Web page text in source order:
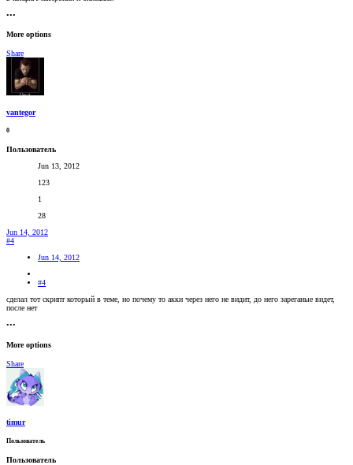
•••
More options
Share
vantegor
0
Пользователь
Jun 13, 2012
123
1
28
Jun 14, 2012
#4
Jun 14, 2012
#4
сделал тот скрипт который в теме, но почему то акки через него не видит, до него зареганые видет,
после нет
•••
More options
Share
timur
Пользователь
Пользователь